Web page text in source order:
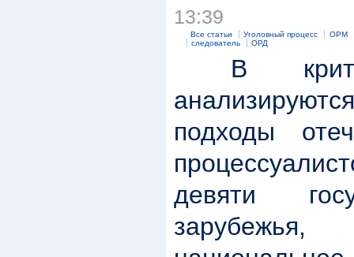
13:39
Все статьи Уголовный процесс
ОРМ
следователь
ОРД
В
подходы
девяти